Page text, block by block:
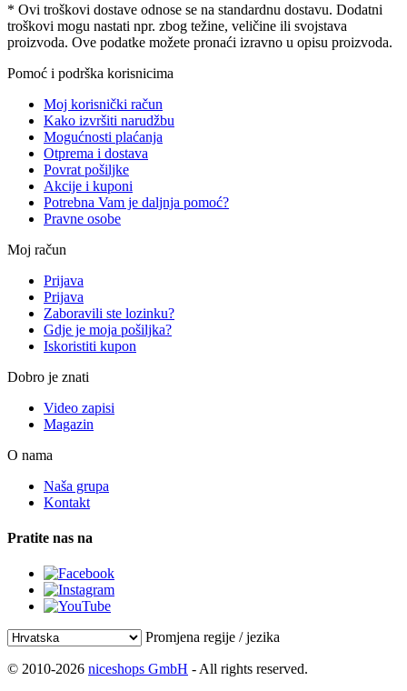
* Ovi troškovi dostave odnose se na standardnu ​​dostavu. Dodatni
troškovi mogu nastati npr. zbog težine, veličine ili svojstava
proizvoda. Ove podatke možete pronaći izravno u opisu proizvoda.
Pomoć i podrška korisnicima
Moj korisnički račun
Kako izvršiti narudžbu
Mogućnosti plaćanja
Otprema i dostava
Povrat pošiljke
Akcije i kuponi
Potrebna Vam je daljnja pomoć?
Pravne osobe
Moj račun
Prijava
Prijava
Zaboravili ste lozinku?
Gdje je moja pošiljka?
Iskoristiti kupon
Dobro je znati
Video zapisi
Magazin
O nama
Naša grupa
Kontakt
Pratite nas na
Promjena regije / jezika
© 2010-2026 niceshops GmbH - All rights reserved.